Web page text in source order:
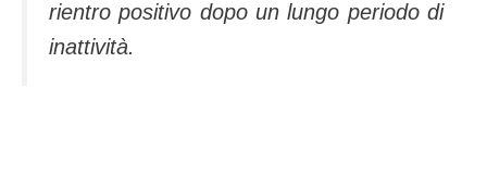
rientro positivo dopo un lungo periodo di
inatti­vità.